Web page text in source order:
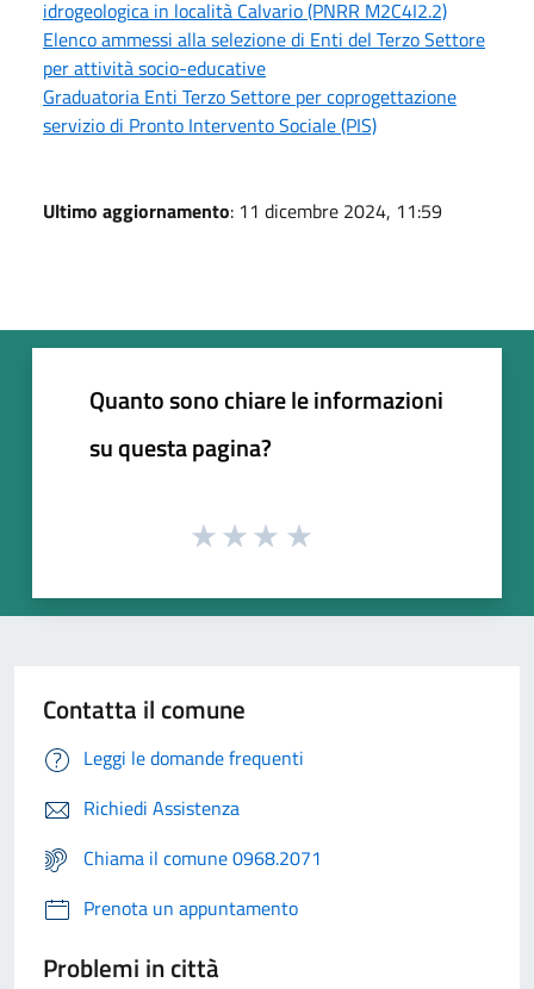
idrogeologica in località Calvario (PNRR M2C4I2.2)
Elenco ammessi alla selezione di Enti del Terzo Settore
per attività socio-educative
Graduatoria Enti Terzo Settore per coprogettazione
servizio di Pronto Intervento Sociale (PIS)
Ultimo aggiornamento: 11 dicembre 2024, 11:59
Quanto sono chiare le informazioni
su questa pagina?
Contatta il comune
Leggi le domande frequenti
Richiedi Assistenza
Chiama il comune 0968.2071
Prenota un appuntamento
Problemi in città